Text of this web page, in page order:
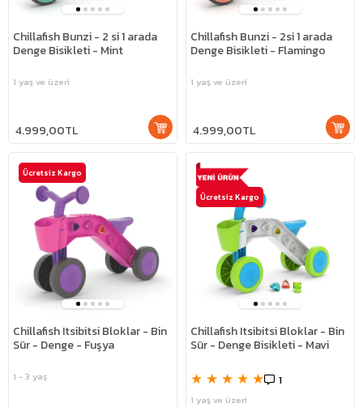
Chillafish Bunzi - 2 si 1 arada
Denge Bisikleti - Mint
1 yaş ve üzeri
4.999,00TL
Chillafish Bunzi - 2si 1 arada
Denge Bisikleti - Flamingo
1 yaş ve üzeri
4.999,00TL
Chillafish Itsibitsi Bloklar - Bin
Sür - Denge - Fuşya
1 - 3 yaş
Ücretsiz Kargo
Chillafish Itsibitsi Bloklar - Bin
Sür - Denge Bisikleti - Mavi
★ ★ ★ ★ ★ 1
1 yaş ve üzeri
Ücretsiz Kargo